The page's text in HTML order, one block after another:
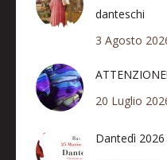
danteschi
3 Agosto
ATTENZIONE!
20 Luglio
Dantedì